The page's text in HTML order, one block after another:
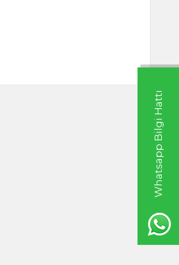
Whatsapp Bilgi Hattı